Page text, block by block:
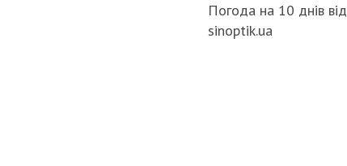
Погода на 10 днів від
sinoptik.ua